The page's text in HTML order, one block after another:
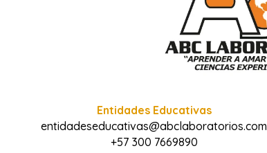
Entidades Educativas
entidadeseducativas@abclaboratorios.com
+57 300 7669890